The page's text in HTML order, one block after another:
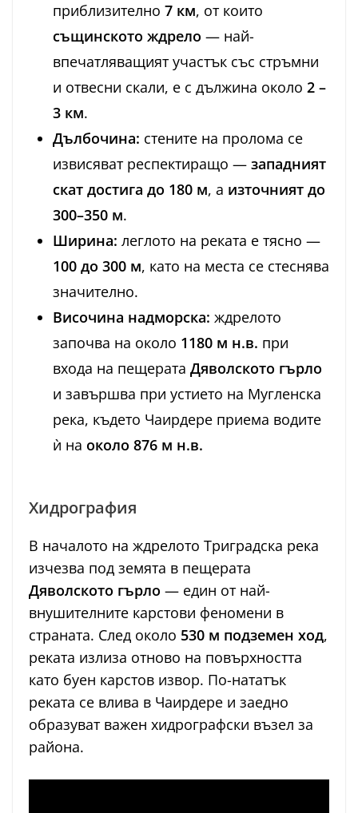
приблизително 7 км, от които
същинското ждрело — най-
впечатляващият участък със стръмни
и отвесни скали, е с дължина около 2 –
3 км.
Дълбочина: стените на пролома се
извисяват респектиращо — западният
скат достига до 180 м, а източният до
300–350 м.
Ширина: леглото на реката е тясно —
100 до 300 м, като на места се стеснява
значително.
Височина надморска: ждрелото
започва на около 1180 м н.в. при
входа на пещерата Дяволското гърло
и завършва при устието на Мугленска
река, където Чаирдере приема водите
ѝ на около 876 м н.в.
Хидрография
В началото на ждрелото Триградска река
изчезва под земята в пещерата
Дяволското гърло — един от най-
внушителните карстови феномени в
страната. След около 530 м подземен ход,
реката излиза отново на повърхността
като буен карстов извор. По-нататък
реката се влива в Чаирдере и заедно
образуват важен хидрографски възел за
района.